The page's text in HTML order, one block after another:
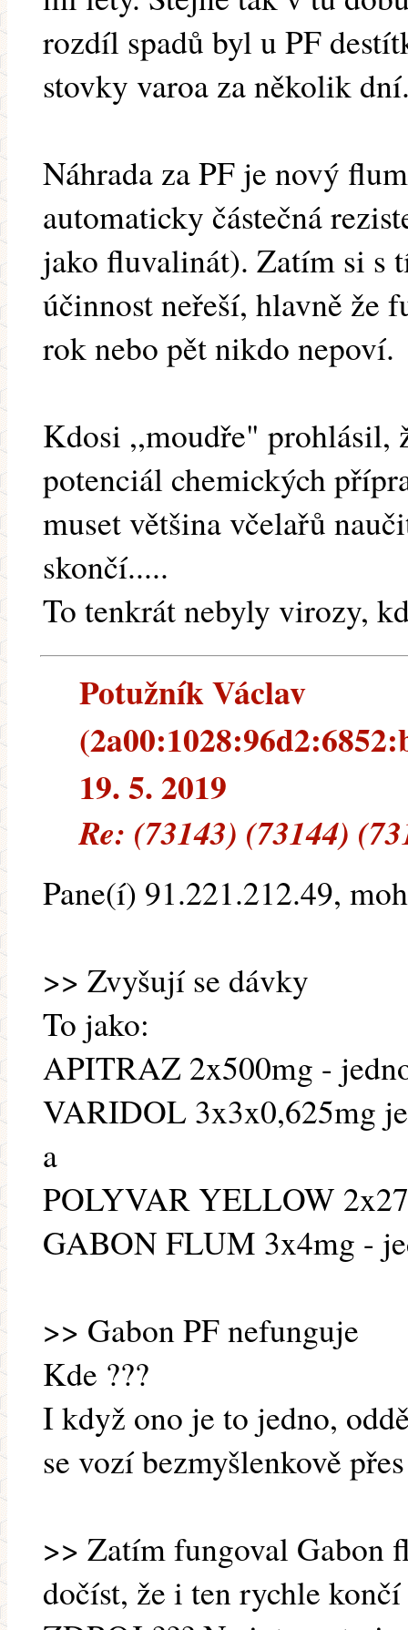
rozdíl spadů byl u PF
stovky varoa za několik
Náhrada za PF je nový
automaticky částečná
jako fluvalinát). Zatím si s
účinnost neřeší, hlavně že
rok nebo pět nikdo nepoví.
Kdosi ,,moudře" prohlásil,
potenciál chemických
muset většina včelařů
skončí.....
To tenkrát nebyly virozy,
Potužník Václav
19. 5. 2019
Re: (73143) (73144)
Pane(í) 91.221.212.49,
>> Zvyšují se dávky
To jako:
APITRAZ 2x500mg -
VARIDOL 3x3x0,625mg
a
POLYVAR YELLOW
GABON FLUM 3x4mg -
>> Gabon PF nefunguje
Kde ???
I když ono je to jedno,
se vozí bezmyšlenkově
>> Zatím fungoval Gabon
dočíst, že i ten rychle končí